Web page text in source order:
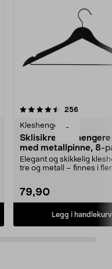
-
256
Kleshengere
Sklisikre
med metallpinne, 8-
Elegant og skikkelig
tre og metall – finnes i
79,90
Legg i handlekurv
4.5av 5 stjerner